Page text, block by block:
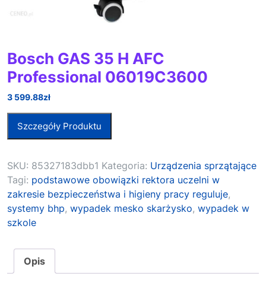
Bosch GAS 35 H AFC
Professional 06019C3600
3 599.88zł
Szczegóły Produktu
SKU: 85327183dbb1 Kategoria: Urządzenia sprzątające
Tagi: podstawowe obowiązki rektora uczelni w
zakresie bezpieczeństwa i higieny pracy reguluje,
systemy bhp, wypadek mesko skarżysko, wypadek w
szkole
Opis